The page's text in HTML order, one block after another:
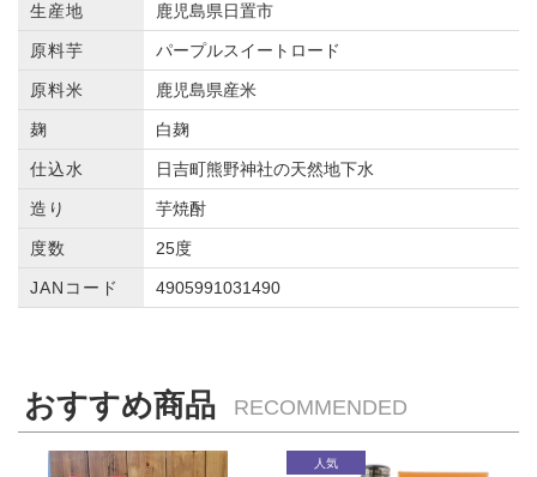
生産地 鹿児島県日置市
原料芋 パープルスイートロード
原料米 鹿児島県産米
麹 白麹
仕込水 日吉町熊野神社の天然地下水
造り 芋焼酎
度数 25度
JANコード 4905991031490
おすすめ商品 RECOMMENDED